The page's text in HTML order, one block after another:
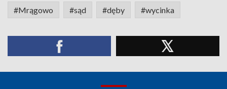
#Mrągowo #sąd #dęby #wycinka